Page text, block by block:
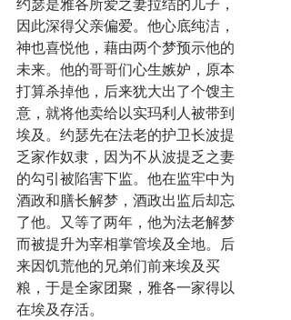
因此深得父亲偏爱。他心底纯洁，
神也喜悦他，藉由两个梦预示他的
未来。他的哥哥们心生嫉妒，原本
打算杀掉他，后来犹大出了个馊主
意，就将他卖给以实玛利人被带到
埃及。约瑟先在法老的护卫长波提
乏家作奴隶，因为不从波提乏之妻
的勾引被陷害下监。他在监牢中为
酒政和膳长解梦，酒政出监后却忘
了他。又等了两年，他为法老解梦
而被提升为宰相掌管埃及全地。后
来因饥荒他的兄弟们前来埃及买
粮，于是全家团聚，雅各一家得以
在埃及存活。